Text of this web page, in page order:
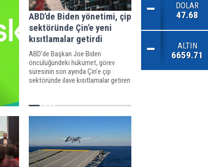
ABD'de Biden yönetimi, çip
sektöründe Çin'e yeni
kısıtlamalar getirdi
ABD'de Başkan Joe Biden
öncülüğündeki hükümet, görev
süresinin son ayında Çin'e çip
sektöründe ilave kısıtlamalar getiren
DOLAR
47.68
ALTIN
6659.71